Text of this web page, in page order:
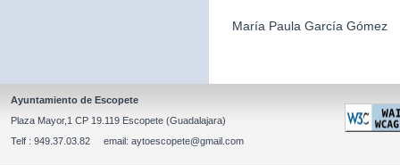
María Paula García Gómez
Ayuntamiento de Escopete
Plaza Mayor,1 CP 19.119 Escopete (Guadalajara)
Telf : 949.37.03.82 email: aytoescopete@gmail.com